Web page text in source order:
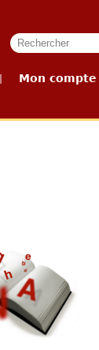
Mon compte